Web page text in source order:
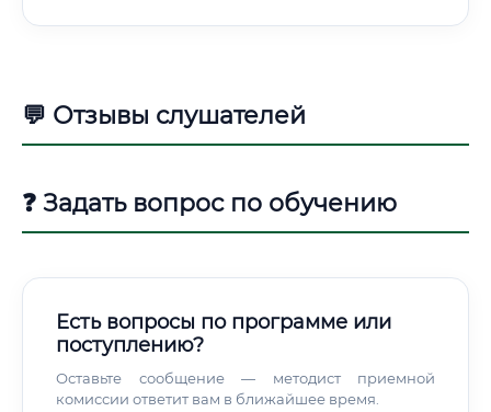
💬 Отзывы слушателей
❓ Задать вопрос по обучению
Есть вопросы по программе или
поступлению?
Оставьте сообщение — методист приемной
комиссии ответит вам в ближайшее время.